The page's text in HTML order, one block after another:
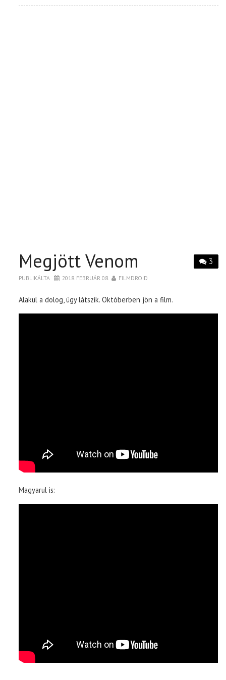
3
Megjött Venom
PUBLIKÁLTA 2018. FEBRUÁR 08. FILMDROID
Alakul a dolog, úgy látszik. Októberben jön a film.
Magyarul is: